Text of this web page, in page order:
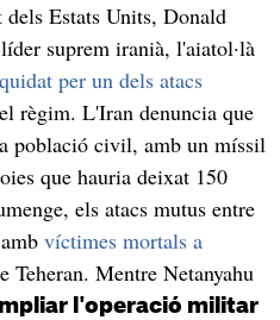
Estats Units, Donald
suprem iranià, l'aiatol·là
per un dels atacs
règim. L'Iran denuncia que
població civil, amb un míssil
que hauria deixat 150
els atacs mutus entre
víctimes mortals a
Teheran. Mentre Netanyahu
l'operació militar